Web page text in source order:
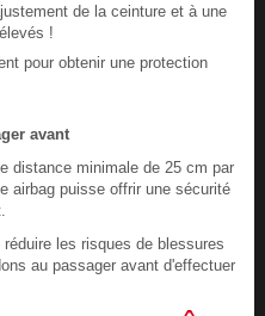
de la ceinture et à une
!
pour obtenir une protection
avant
distance minimale de 25 cm par
airbag puisse offrir une sécurité
les risques de blessures
au passager avant d'effectuer